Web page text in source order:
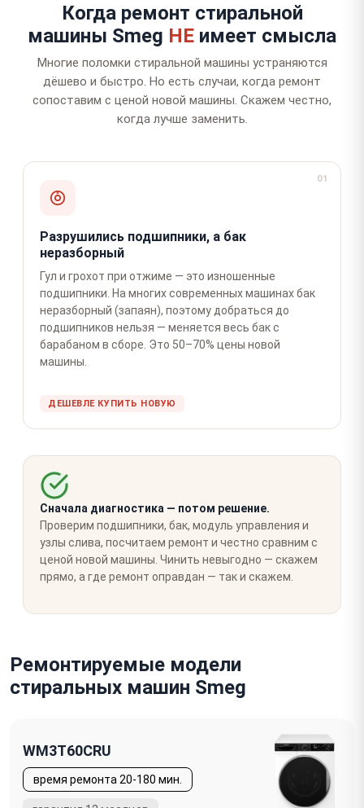
Когда ремонт стиральной
машины Smeg НЕ имеет смысла
Многие поломки стиральной машины устраняются
дёшево и быстро. Но есть случаи, когда ремонт
сопоставим с ценой новой машины. Скажем честно,
когда лучше заменить.
01
Разрушились подшипники, а бак
неразборный
Гул и грохот при отжиме — это изношенные
подшипники. На многих современных машинах бак
неразборный (запаян), поэтому добраться до
подшипников нельзя — меняется весь бак с
барабаном в сборе. Это 50–70% цены новой
машины.
ДЕШЕВЛЕ КУПИТЬ НОВУЮ
Сначала диагностика — потом решение.
Проверим подшипники, бак, модуль управления и
узлы слива, посчитаем ремонт и честно сравним с
ценой новой машины. Чинить невыгодно — скажем
прямо, а где ремонт оправдан — так и скажем.
Ремонтируемые модели
стиральных машин Smeg
WM3T60CRU